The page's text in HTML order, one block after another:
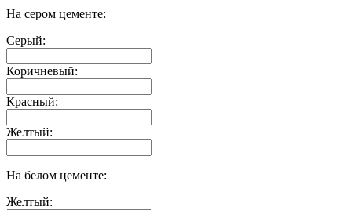
На сером цементе:
Серый:
Коричневый:
Красный:
Желтый:
На белом цементе:
Желтый: